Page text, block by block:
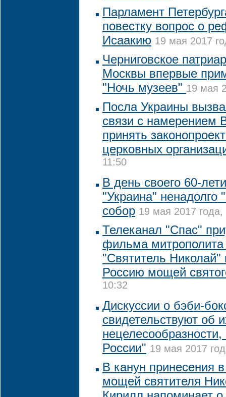
Парламент
повестку вопрос о
Исаакию 19 мая 2017
Черниговское
Москвы впервые
"Ночь музеев" 19 мая
Посла Украины
связи с намерением
принять
церковных
11:50
В день своего 60-
"Украина" ненадолго
собор 19 мая 2017 года,
Телеканал "Спас"
фильма
"Святитель Николай"
Россию мощей
10:32
Дискуссии о бэби-
свидетельствуют об
России" 19 мая 2017
В канун принесения
мощей святителя